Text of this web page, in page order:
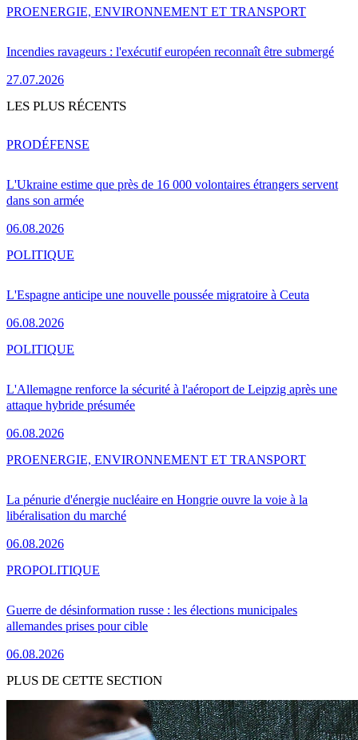
Incendies ravageurs : l'exécutif européen reconnaît être submergé
27.07.2026
PROENERGIE, ENVIRONNEMENT ET TRANSPORT
LES PLUS RÉCENTS
L'Ukraine estime que près de 16 000 volontaires étrangers servent
dans son armée
06.08.2026
PRODÉFENSE
L'Espagne anticipe une nouvelle poussée migratoire à Ceuta
06.08.2026
POLITIQUE
L'Allemagne renforce la sécurité à l'aéroport de Leipzig après une
attaque hybride présumée
06.08.2026
POLITIQUE
La pénurie d'énergie nucléaire en Hongrie ouvre la voie à la
libéralisation du marché
06.08.2026
PROENERGIE, ENVIRONNEMENT ET TRANSPORT
Guerre de désinformation russe : les élections municipales
allemandes prises pour cible
06.08.2026
PROPOLITIQUE
PLUS DE CETTE SECTION